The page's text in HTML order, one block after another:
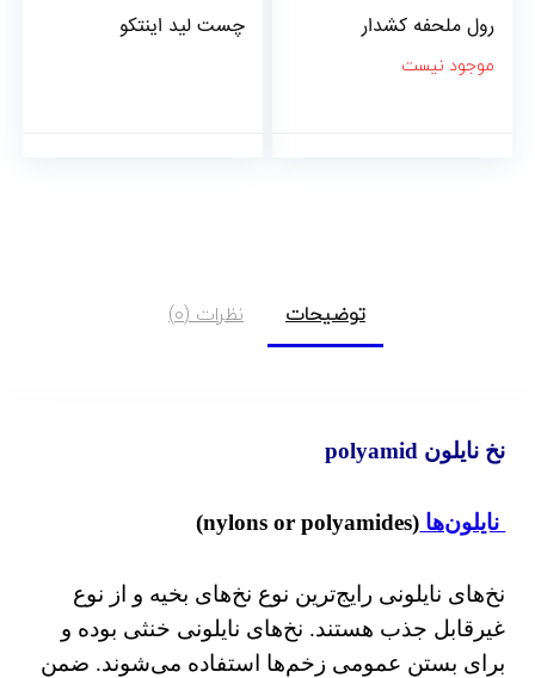
رول ملحفه کشدار
موجود نیست
چست لید اینتکو
توضیحات نظرات (0)
نخ نایلون polyamid
نایلون‌ها (nylons or polyamides)
نخ‌های نایلونی رایج‌ترین نوع نخ‌های بخیه و از نوع
غیرقابل جذب هستند. نخ‌های نایلونی خنثی بوده و
برای بستن عمومی زخم‌ها استفاده می‌شوند. ضمن